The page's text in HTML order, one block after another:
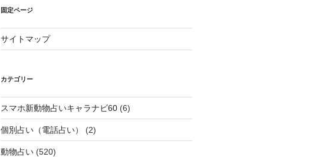
固定ページ
サイトマップ
カテゴリー
スマホ新動物占いキャラナビ60(6)
個別占い（電話占い） (2)
動物占い(520)